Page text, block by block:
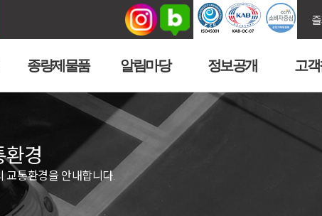
종량제물품 알림마당 정보공개 고
환경
교통환경을 안내합니다.